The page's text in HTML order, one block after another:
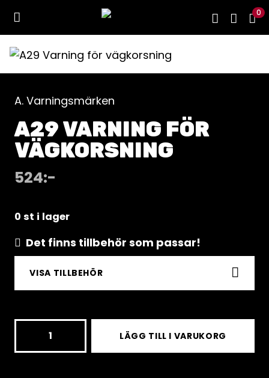
0
A. Varningsmärken
A29 VARNING FÖR
VÄGKORSNING
524:-
0 st i lager
Det finns tillbehör som passar!
VISA TILLBEHÖR
LÄGG TILL I VARUKORG